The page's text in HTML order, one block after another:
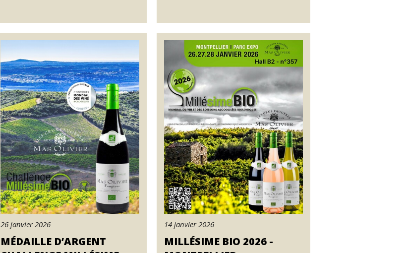
26 janvier 2026
MÉDAILLE D’ARGENT
14 janvier 2026
MILLÉSIME BIO 2026 -